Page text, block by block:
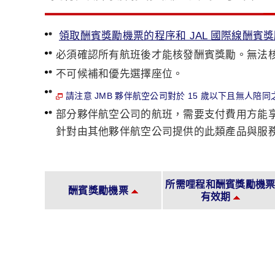
領取酬賓獎勵機票的程序和 JAL 國際線酬賓
必須確認所有航班後才能核發酬賓獎勵。無法
不可候補和優先選擇座位。
請注意 JMB 夥伴航空公司對於 15 歲以下且無人陪同
部分夥伴航空公司的航班，需要支付費用方能
針對由其他夥伴航空公司提供的此類產品與
酬賓獎勵機票
所需哩程和酬賓獎勵機票
有效期